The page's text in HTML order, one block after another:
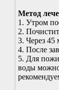
Метод
1. Утром
2.
3. Через 45
4. После
5. Для
воды